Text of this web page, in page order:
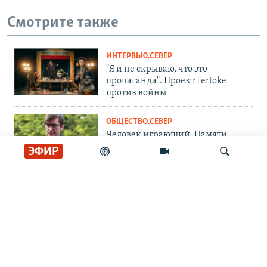
ЭФИР
Смотрите также
ИНТЕРВЬЮ.СЕВЕР
"Я и не скрываю, что это
пропаганда". Проект Fertoke
против войны
ОБЩЕСТВО.СЕВЕР
Человек играющий. Памяти
журналиста Сергея Шолохова